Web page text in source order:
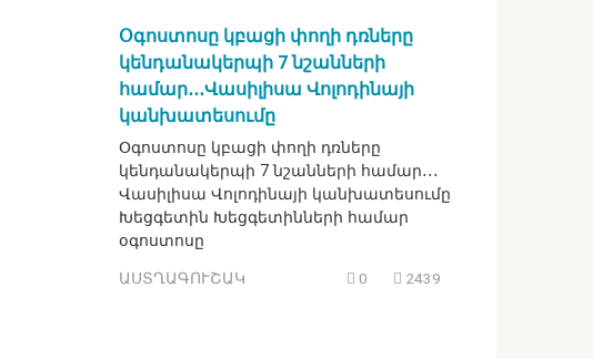
Օգոստոսը կբացի փողի դռները
կենդանակերպի 7 նշանների
համար․․․Վասիլիսա Վոլոդինայի
կանխատեսումը
Օգոստոսը կբացի փողի դռները
կենդանակերպի 7 նշանների համար․․․
Վասիլիսա Վոլոդինայի կանխատեսումը
Խեցգետին Խեցգետինների համար
օգոստոսը
ԱՍՏՂԱԳՈՒՇԱԿ 0 2439